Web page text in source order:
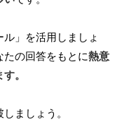
」を活用しましょ
たの回答をもとに熱意
。
ましょう。